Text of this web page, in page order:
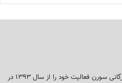
گروه شرکت های مشاوره، تامین و بازرگانی سورن فعالیت خود را از سال ۱۳۹۳ در